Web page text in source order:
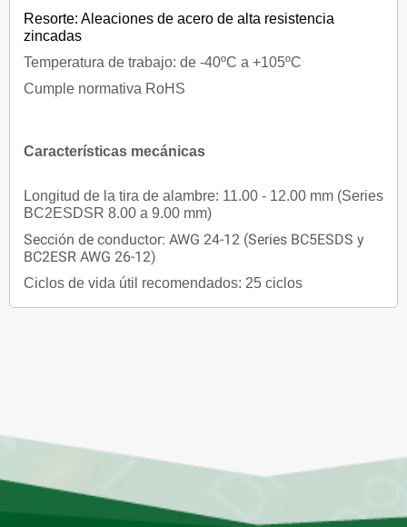
Resorte: Aleaciones de acero de alta resistencia
zincadas
Temperatura de trabajo: de -40ºC a +105ºC
Cumple normativa RoHS
Características mecánicas
Longitud de la tira de alambre: 11.00 - 12.00 mm (Series
BC2ESDSR 8.00 a 9.00 mm)
Sección de conductor: AWG 24-12 (Series BC5ESDS y
BC2ESR AWG 26-12)
Ciclos de vida útil recomendados: 25 ciclos